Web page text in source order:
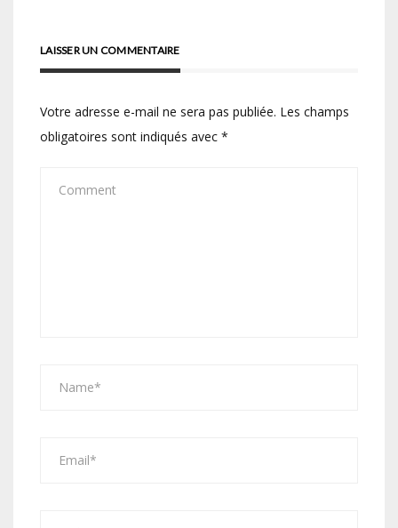
LAISSER UN COMMENTAIRE
Votre adresse e-mail ne sera pas publiée. Les champs
obligatoires sont indiqués avec *